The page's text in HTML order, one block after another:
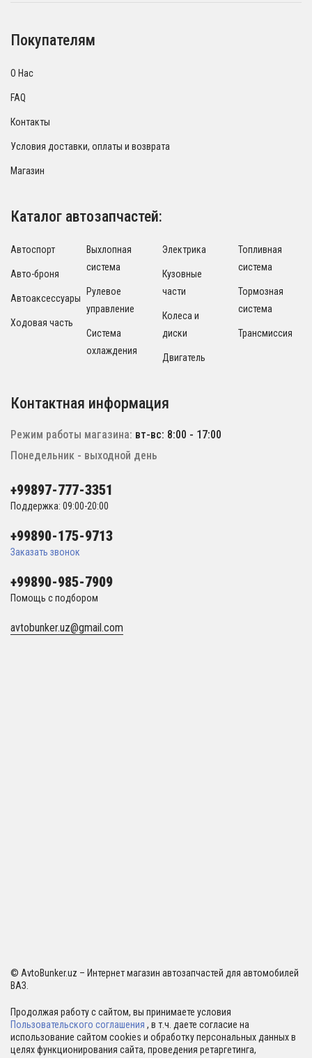
Покупателям
О Нас
FAQ
Контакты
Условия доставки, оплаты и возврата
Магазин
Каталог автозапчастей:
Автоспорт
Авто-броня
Автоаксессуары
Ходовая часть
Выхлопная
система
Рулевое
управление
Система
охлаждения
Электрика
Кузовные
части
Колеса и
диски
Двигатель
Топливная
система
Тормозная
система
Трансмиссия
Контактная информация
Режим работы магазина: вт-вс: 8:00 - 17:00
Понедельник - выходной день
+99897-777-3351
Поддержка: 09:00-20:00
+99890-175-9713
Заказать звонок
+99890-985-7909
Помощь с подбором
avtobunker.uz@gmail.com
© AvtoBunker.uz – Интернет магазин автозапчастей для автомобилей
ВАЗ.
Продолжая работу с сайтом, вы принимаете условия
Пользовательского соглашения , в т.ч. даете согласие на
использование сайтом cookies и обработку персональных данных в
целях функционирования сайта, проведения ретаргетинга,